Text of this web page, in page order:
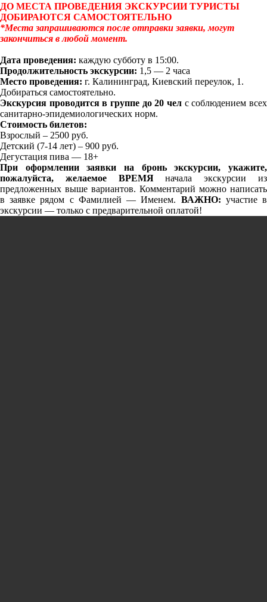
ДО МЕСТА ПРОВЕДЕНИЯ ЭКСКУРСИИ ТУРИСТЫ
ДОБИРАЮТСЯ САМОСТОЯТЕЛЬНО
*Места запрашиваются после отправки заявки, могут
закончиться в любой момент.
Дата проведения: каждую субботу в 15:00.
Продолжительность экскурсии: 1,5 — 2 часа
Место проведения: г. Калининград, Киевский переулок, 1.
Добираться самостоятельно.
Экскурсия проводится в группе до 20 чел с соблюдением всех
санитарно-эпидемиологических норм.
Стоимость билетов:
Взрослый – 2500 руб.
Детский (7-14 лет) – 900 руб.
Дегустация пива — 18+
При оформлении заявки на бронь экскурсии, укажите,
пожалуйста, желаемое ВРЕМЯначала экскурсии из
предложенных выше вариантов. Комментарий можно написать
в заявке рядом с Фамилией — Именем. ВАЖНО: участие в
экскурсии — только с предварительной оплатой!